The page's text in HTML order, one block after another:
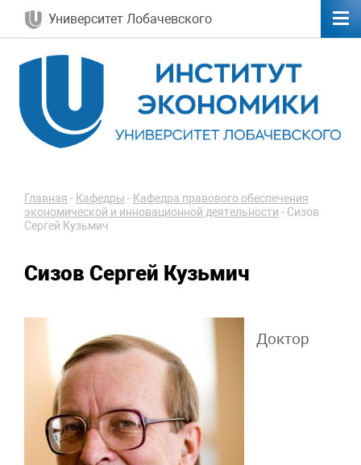
Университет Лобачевского
Главная - Кафедры - Кафедра правового обеспечения
экономической и инновационной деятельности - Сизов
Сергей Кузьмич
Сизов Сергей Кузьмич
Доктор